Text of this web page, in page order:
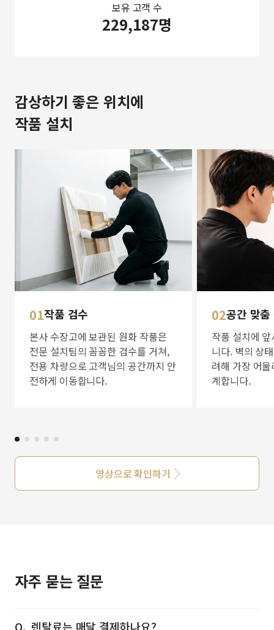
보유 고객 수
229,187명
감상하기 좋은 위치에
작품 설치
01작품 검수
본사 수장고에 보관된 원화 작품은
전문 설치팀의 꼼꼼한 검수를 거쳐,
전용 차량으로 고객님의 공간까지 안
전하게 이동합니다.
02공간 맞
작품 설치에
니다. 벽의 상
려해 가장 어
계합니다.
영상으로 확인하기
자주 묻는 질문
렌탈료는 매달 결제하나요?